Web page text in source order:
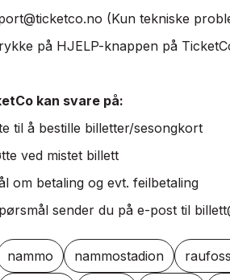
(Kun tekniske
på HJELP-knappen på
kan svare på:
til å bestille billetter/sesongkort
ved mistet billett
om betaling og evt. feilbetaling
sender du på e-post til
nammo nammostadion